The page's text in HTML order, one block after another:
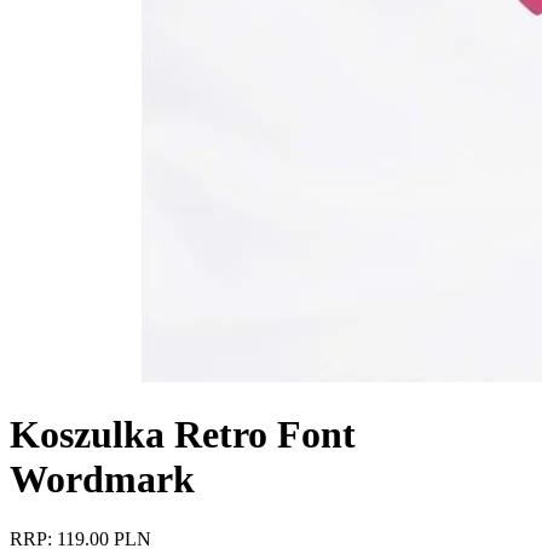
Koszulka Retro Font
Wordmark
RRP: 119.00 PLN